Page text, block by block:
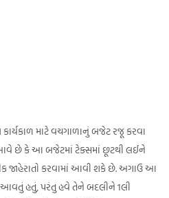
માટે વચગાળાનું બજેટ રજૂ કરવા
છે કે આ બજેટમાં ટેક્સમાં છૂટથી લઈને
જાહેરાતો કરવામાં આવી શકે છે. અગાઉ આ
હતું, પરંતુ હવે તેને બદલીને 1લી